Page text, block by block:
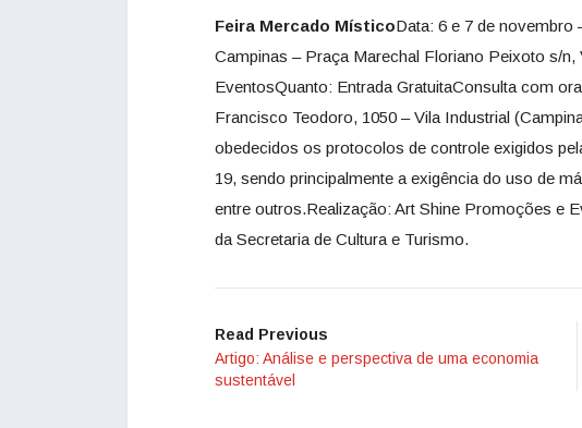
Feira Mercado MísticoData: 6 e 7 de novembro
Campinas – Praça Marechal Floriano Peixoto s/
EventosQuanto: Entrada GratuitaConsulta com
Francisco Teodoro, 1050 – Vila Industrial
obedecidos os protocolos de controle exigidos
19, sendo principalmente a exigência do uso de
entre outros.Realização: Art Shine Promoções e
da Secretaria de Cultura e Turismo.
Read Previous
Artigo: Análise e perspectiva de uma economia
sustentável